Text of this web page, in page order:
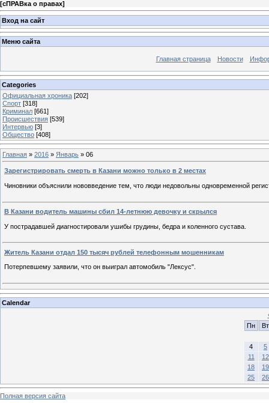
[сПРАВка о правах]
Вход на сайт
Меню сайта
Главная страница Новости
Categories
Официальная хроника [202]
Спорт [318]
Криминал [661]
Происшествия [539]
Интервью [3]
Общество [408]
Главная » 2016 » Январь » 06
Зарегистрировать смерть в Казани можно только в 2 местах
Чиновники объяснили нововведение тем, что люди недовольны одновременной
В Казани водитель машины сбил 14-летнюю девочку и скрылся
У пострадавшей диагностировали ушибы грудины, бедра и коленного сустава.
Житель Казани отдал 150 тысяч рублей телефонным мошенникам
Потерпевшему заявили, что он выиграл автомобиль "Лексус".
Calendar
Пн
Вт
4
5
11
12
18
19
25
26
Полная версия сайта